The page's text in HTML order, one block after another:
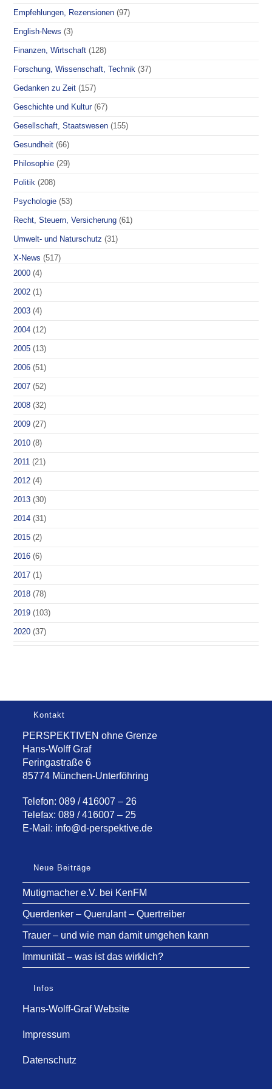
Empfehlungen, Rezensionen (97)
English-News (3)
Finanzen, Wirtschaft (128)
Forschung, Wissenschaft, Technik (37)
Gedanken zu Zeit (157)
Geschichte und Kultur (67)
Gesellschaft, Staatswesen (155)
Gesundheit (66)
Philosophie (29)
Politik (208)
Psychologie (53)
Recht, Steuern, Versicherung (61)
Umwelt- und Naturschutz (31)
X-News (517)
2000 (4)
2002 (1)
2003 (4)
2004 (12)
2005 (13)
2006 (51)
2007 (52)
2008 (32)
2009 (27)
2010 (8)
2011 (21)
2012 (4)
2013 (30)
2014 (31)
2015 (2)
2016 (6)
2017 (1)
2018 (78)
2019 (103)
2020 (37)
Kontakt
PERSPEKTIVEN ohne Grenze
Hans-Wolff Graf
Feringastraße 6
85774 München-Unterföhring
Telefon: 089 / 416007 – 26
Telefax: 089 / 416007 – 25
E-Mail: info@d-perspektive.de
Neue Beiträge
Mutigmacher e.V. bei KenFM
Querdenker – Querulant – Quertreiber
Trauer – und wie man damit umgehen kann
Immunität – was ist das wirklich?
Infos
Hans-Wolff-Graf Website
Impressum
Datenschutz